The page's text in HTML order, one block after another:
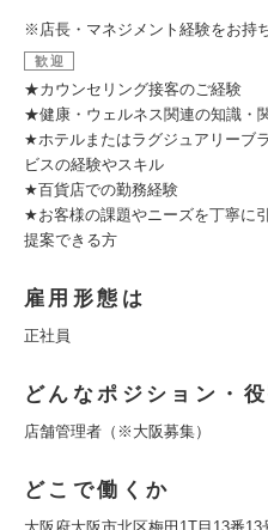
※店長・マネジメント経験をお持
歓迎
★カウンセリング接客のご経験
★健康・ウェルネス関連の知識・
★ホテルまたはラグジュアリーブ
ビスの経験やスキル
★百貨店での勤務経験
★お客様の課題やニーズを丁寧に
提案できる方
雇用形態は
正社員
どんなポジション・
店舗管理者（※大阪募集）
どこで働くか